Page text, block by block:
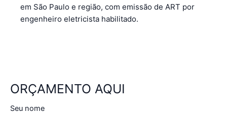
em São Paulo e região, com emissão de ART por
engenheiro eletricista habilitado.
ORÇAMENTO AQUI
Seu nome